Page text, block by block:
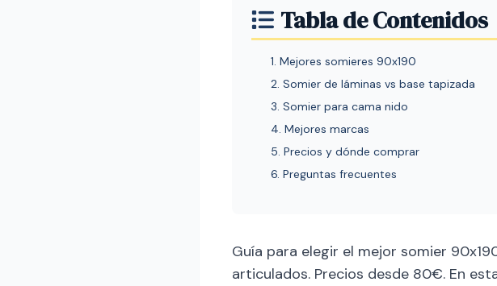
Tabla de Contenidos
1. Mejores somieres 90x190
2. Somier de láminas vs base tapizada
3. Somier para cama nido
4. Mejores marcas
5. Precios y dónde comprar
6. Preguntas frecuentes
Guía para elegir el mejor somier
articulados. Precios desde 80€. En